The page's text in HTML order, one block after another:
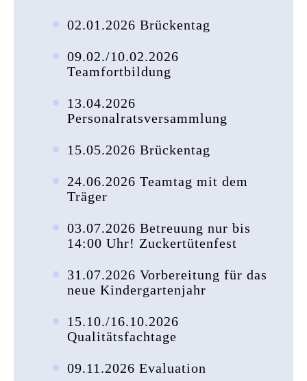
02.01.2026 Brückentag
09.02./10.02.2026
Teamfortbildung
13.04.2026
Personalratsversammlung
15.05.2026 Brückentag
24.06.2026 Teamtag mit dem
Träger
03.07.2026 Betreuung nur bis
14:00 Uhr! Zuckertütenfest
31.07.2026 Vorbereitung für das
neue Kindergartenjahr
15.10./16.10.2026
Qualitätsfachtage
09.11.2026 Evaluation